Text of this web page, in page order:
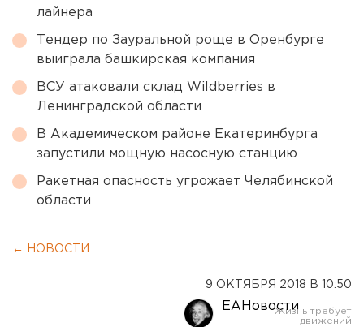
лайнера
Тендер по Зауральной роще в Оренбурге
выиграла башкирская компания
ВСУ атаковали склад Wildberries в
Ленинградской области
В Академическом районе Екатеринбурга
запустили мощную насосную станцию
Ракетная опасность угрожает Челябинской
области
← НОВОСТИ
9 ОКТЯБРЯ 2018 В 10:50
ЕАНовости